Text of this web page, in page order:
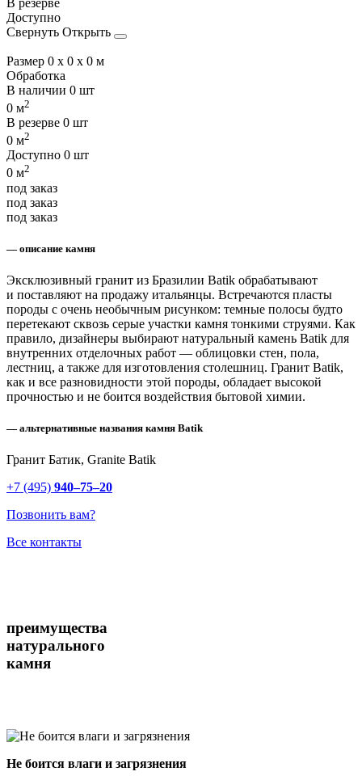
Доступно
Свернуть Открыть
Размер 0 x 0 x 0 м
Обработка
В наличии 0 шт
0 м2
В резерве 0 шт
0 м2
Доступно 0 шт
0 м2
под заказ
под заказ
под заказ
— описание камня
Эксклюзивный гранит из Бразилии Batik обрабатывают
и поставляют на продажу итальянцы. Встречаются пласты
породы с очень необычным рисунком: темные полосы будто
перетекают сквозь серые участки камня тонкими струями. Как
правило, дизайнеры выбирают натуральный камень Batik для
внутренних отделочных работ — облицовки стен, пола,
лестниц, а также для изготовления столешниц. Гранит Batik,
как и все разновидности этой породы, обладает высокой
прочностью и не боится воздействия бытовой химии.
— альтернативные названия камня Batik
Гранит Батик, Granite Batik
+7 (495) 940–75–20
Позвонить вам?
Все контакты
преимущества
натурального
камня
Не боится влаги и загрязнения